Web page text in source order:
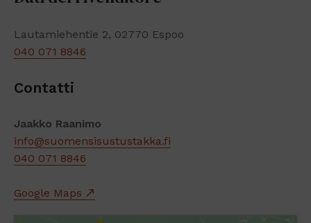
Lautamiehentie 2, 02770 Espoo
040 071 8846
Contatti
Jaakko Raanimo
info@suomensisustustakka.fi
040 071 8846
Google Maps